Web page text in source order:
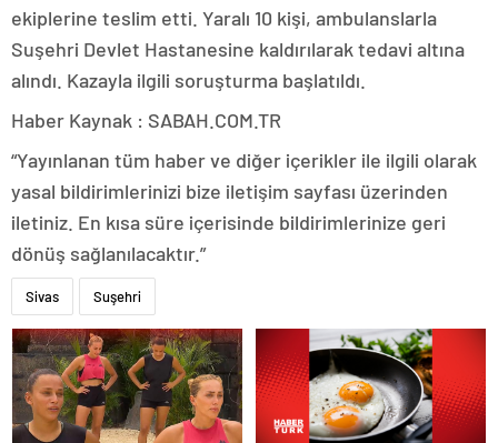
ekiplerine teslim etti. Yaralı 10 kişi, ambulanslarla
Suşehri Devlet Hastanesine kaldırılarak tedavi altına
alındı. Kazayla ilgili soruşturma başlatıldı.
Haber Kaynak : SABAH.COM.TR
“Yayınlanan tüm haber ve diğer içerikler ile ilgili olarak
yasal bildirimlerinizi bize iletişim sayfası üzerinden
iletiniz. En kısa süre içerisinde bildirimlerinize geri
dönüş sağlanılacaktır.”
Sivas Suşehri